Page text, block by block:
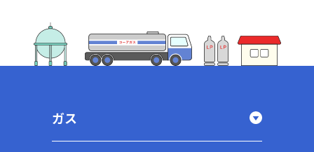
ガス